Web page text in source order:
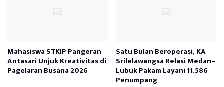
Mahasiswa STKIP Pangeran
Antasari Unjuk Kreativitas di
Pagelaran Busana 2026
Satu Bulan Beroperasi, KA
Srilelawangsa Relasi Medan–
Lubuk Pakam Layani 11.586
Penumpang